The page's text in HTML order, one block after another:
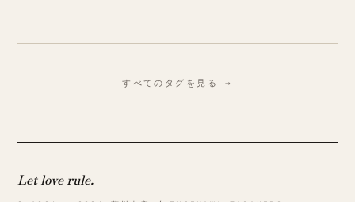
すべてのタグを見る →
Let love rule.